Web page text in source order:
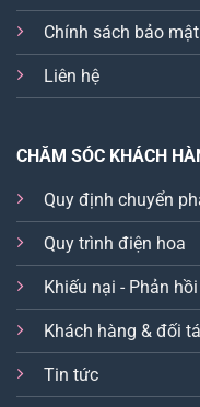
Chính sách bảo mật
Liên hệ
CHĂM SÓC KHÁCH
Quy định chuyển
Quy trình điện hoa
Khiếu nại - Phản hồi
Khách hàng & đối
Tin tức